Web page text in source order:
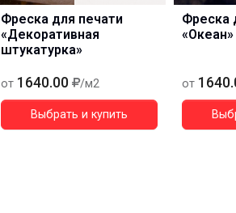
Фреска для печати
«Декоративная
штукатурка»
от 1640.00 /м2
Выбрать и купить
Фреска
«Океан»
от